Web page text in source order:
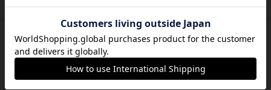
624名 4名 0
「お茶会」でリソースの確保/能力の強化し、そ
皇帝